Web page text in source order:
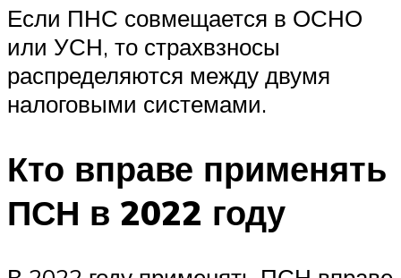
Если ПНС совмещается в ОСНО
или УСН, то страхвзносы
распределяются между двумя
налоговыми системами.
Кто вправе применять
ПСН в 2022 году